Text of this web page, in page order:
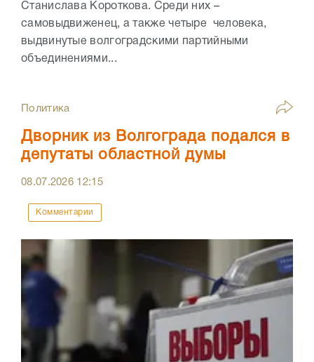
Станислава Короткова. Среди них –
самовыдвиженец, а также четыре человека,
выдвинутые волгоградскими партийными
объединениями...
Политика
Дворник из Волгограда подался в
депутаты областной думы
08.07.2026 12:15
Комментарии